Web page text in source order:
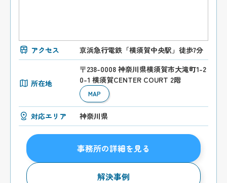
アクセス 京浜急行電鉄「横須賀中央駅」徒歩7分
所在地
〒238-0008 神奈川県横須賀市大滝町1-2
0-1 横須賀CENTER COURT 2階
MAP
対応エリア 神奈川県
事務所の詳細を見る
解決事例